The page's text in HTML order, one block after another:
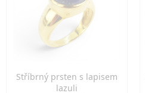
Stříbrný prsten s lapisem
lazuli